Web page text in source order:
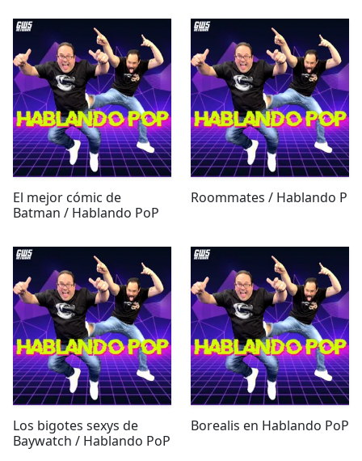
El mejor cómic de
Batman / Hablando PoP
Roommates / Hablando P
Los bigotes sexys de
Baywatch / Hablando PoP
Borealis en Hablando PoP